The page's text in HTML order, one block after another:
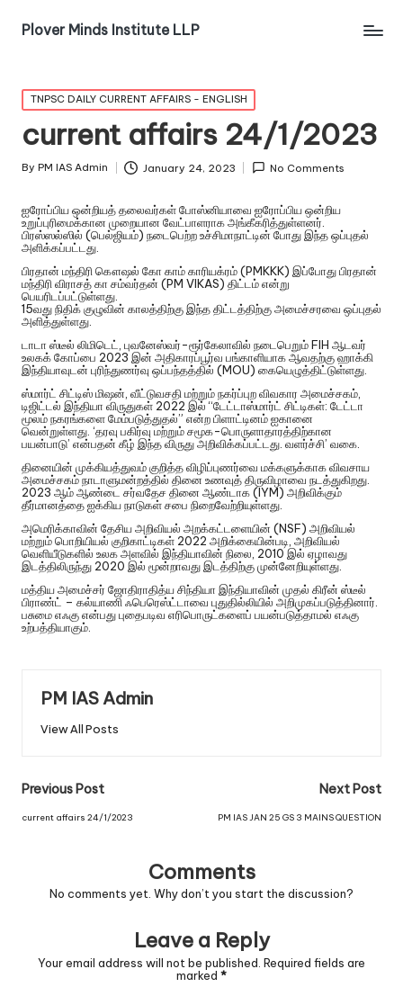
Plover Minds Institute LLP
TNPSC DAILY CURRENT AFFAIRS - ENGLISH
current affairs 24/1/2023
By PM IAS Admin January 24, 2023 No Comments
ஐரோப்பிய ஒன்றியத் தலைவர்கள் போஸ்னியாவை ஐரோப்பிய ஒன்றிய
உறுப்புரிமைக்கான முறையான வேட்பாளராக அங்கீகரித்துள்ளனர்.
பிரஸ்ஸல்ஸில் (பெல்ஜியம்) நடைபெற்ற உச்சிமாநாட்டின் போது இந்த ஒப்புதல்
அளிக்கப்பட்டது.
பிரதான் மந்திரி கௌஷல் கோ காம் காரியக்ரம் (PMKKK) இப்போது பிரதான்
மந்திரி விராசத் கா சம்வர்தன் (PM VIKAS) திட்டம் என்று
பெயரிடப்பட்டுள்ளது.
15வது நிதிக் குழுவின் காலத்திற்கு இந்த திட்டத்திற்கு அமைச்சரவை ஒப்புதல்
அளித்துள்ளது.
டாடா ஸ்டீல் லிமிடெட், புவனேஸ்வர்-ரூர்கேலாவில் நடைபெறும் FIH ஆடவர்
உலகக் கோப்பை 2023 இன் அதிகாரப்பூர்வ பங்காளியாக ஆவதற்கு ஹாக்கி
இந்தியாவுடன் புரிந்துணர்வு ஒப்பந்தத்தில் (MOU) கையெழுத்திட்டுள்ளது.
ஸ்மார்ட் சிட்டிஸ் மிஷன், வீட்டுவசதி மற்றும் நகர்ப்புற விவகார அமைச்சகம்,
டிஜிட்டல் இந்தியா விருதுகள் 2022 இல் “டேட்டாஸ்மார்ட் சிட்டிகள்: டேட்டா
மூலம் நகரங்களை மேம்படுத்துதல்” என்ற பிளாட்டினம் ஐகானை
வென்றுள்ளது. ‘தரவு பகிர்வு மற்றும் சமூக-பொருளாதாரத்திற்கான
பயன்பாடு’ என்பதன் கீழ் இந்த விருது அறிவிக்கப்பட்டது. வளர்ச்சி’ வகை.
தினையின் முக்கியத்துவம் குறித்த விழிப்புணர்வை மக்களுக்காக விவசாய
அமைச்சகம் நாடாளுமன்றத்தில் தினை உணவுத் திருவிழாவை நடத்துகிறது.
2023 ஆம் ஆண்டை சர்வதேச தினை ஆண்டாக (IYM) அறிவிக்கும்
தீர்மானத்தை ஐக்கிய நாடுகள் சபை நிறைவேற்றியுள்ளது.
அமெரிக்காவின் தேசிய அறிவியல் அறக்கட்டளையின் (NSF) அறிவியல்
மற்றும் பொறியியல் குறிகாட்டிகள் 2022 அறிக்கையின்படி, அறிவியல்
வெளியீடுகளில் உலக அளவில் இந்தியாவின் நிலை, 2010 இல் ஏழாவது
இடத்திலிருந்து 2020 இல் மூன்றாவது இடத்திற்கு முன்னேறியுள்ளது.
மத்திய அமைச்சர் ஜோதிராதித்ய சிந்தியா இந்தியாவின் முதல் கிரீன் ஸ்டீல்
பிராண்ட் – கல்யாணி ஃபெரெஸ்ட்டாவை புதுதில்லியில் அறிமுகப்படுத்தினார்.
பசுமை எஃகு என்பது புதைபடிவ எரிபொருட்களைப் பயன்படுத்தாமல் எஃகு
உற்பத்தியாகும்.
PM IAS Admin
View All Posts
Previous Post
current affairs 24/1/2023
Next Post
PM IAS JAN 25 GS 3 MAINS QUESTION
Comments
No comments yet. Why don’t you start the discussion?
Leave a Reply
Your email address will not be published. Required fields are
marked *